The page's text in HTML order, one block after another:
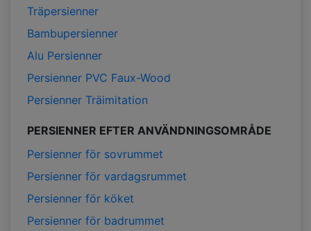
Träpersienner
Bambupersienner
Alu Persienner
Persienner PVC Faux-Wood
Persienner Träimitation
PERSIENNER EFTER ANVÄNDNINGSOMRÅDE
Persienner för sovrummet
Persienner för vardagsrummet
Persienner för köket
Persienner för badrummet